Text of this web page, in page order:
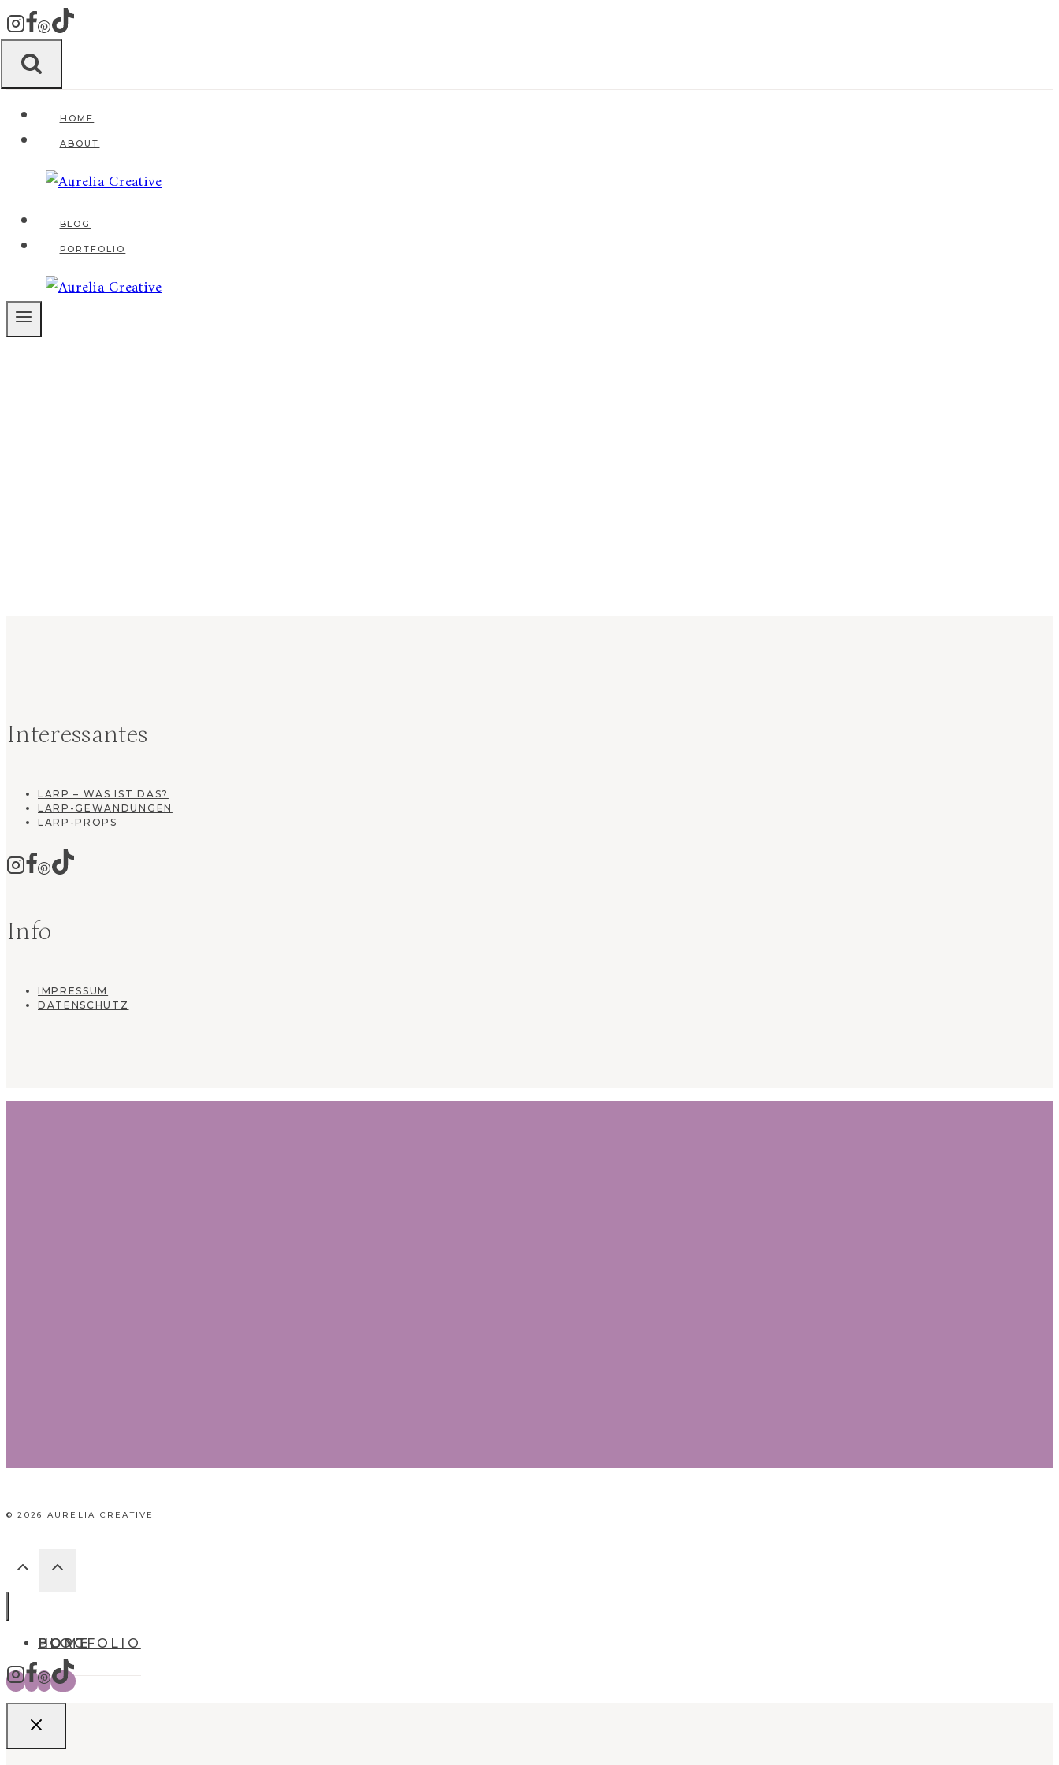
Zum
Inhalt
springen
HOME
ABOUT
BLOG
PORTFOLIO
Interessantes
LARP – WAS IST DAS?
LARP-GEWANDUNGEN
LARP-PROPS
Info
IMPRESSUM
DATENSCHUTZ
© 2026 AURELIA CREATIVE
HOME
BLOG
PORTFOLIO